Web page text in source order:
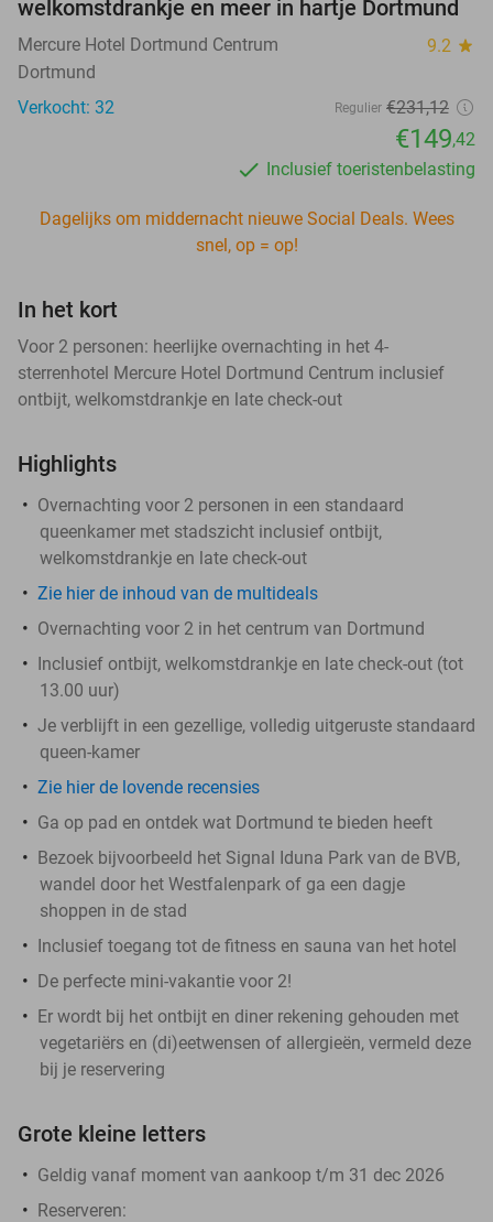
welkomstdrankje en meer in hartje Dortmund
Mercure Hotel Dortmund Centrum 9.2 star
Dortmund
Verkocht: 32
Regulier €231,12
€149,42
Inclusief toeristenbelasting
Dagelijks om middernacht nieuwe Social Deals. Wees
snel, op = op!
In het kort
Voor 2 personen: heerlijke overnachting in het 4-
sterrenhotel Mercure Hotel Dortmund Centrum inclusief
ontbijt, welkomstdrankje en late check-out
Highlights
Overnachting voor 2 personen in een standaard
queenkamer met stadszicht inclusief ontbijt,
welkomstdrankje en late check-out
Zie hier de inhoud van de multideals
Overnachting voor 2 in het centrum van Dortmund
Inclusief ontbijt, welkomstdrankje en late check-out (tot
13.00 uur)
Je verblijft in een gezellige, volledig uitgeruste standaard
queen-kamer
Zie hier de lovende recensies
Ga op pad en ontdek wat Dortmund te bieden heeft
Bezoek bijvoorbeeld het Signal Iduna Park van de BVB,
wandel door het Westfalenpark of ga een dagje
shoppen in de stad
Inclusief toegang tot de fitness en sauna van het hotel
De perfecte mini-vakantie voor 2!
Er wordt bij het ontbijt en diner rekening gehouden met
vegetariërs en (di)eetwensen of allergieën, vermeld deze
bij je reservering
Grote kleine letters
Geldig vanaf moment van aankoop t/m 31 dec 2026
Reserveren: